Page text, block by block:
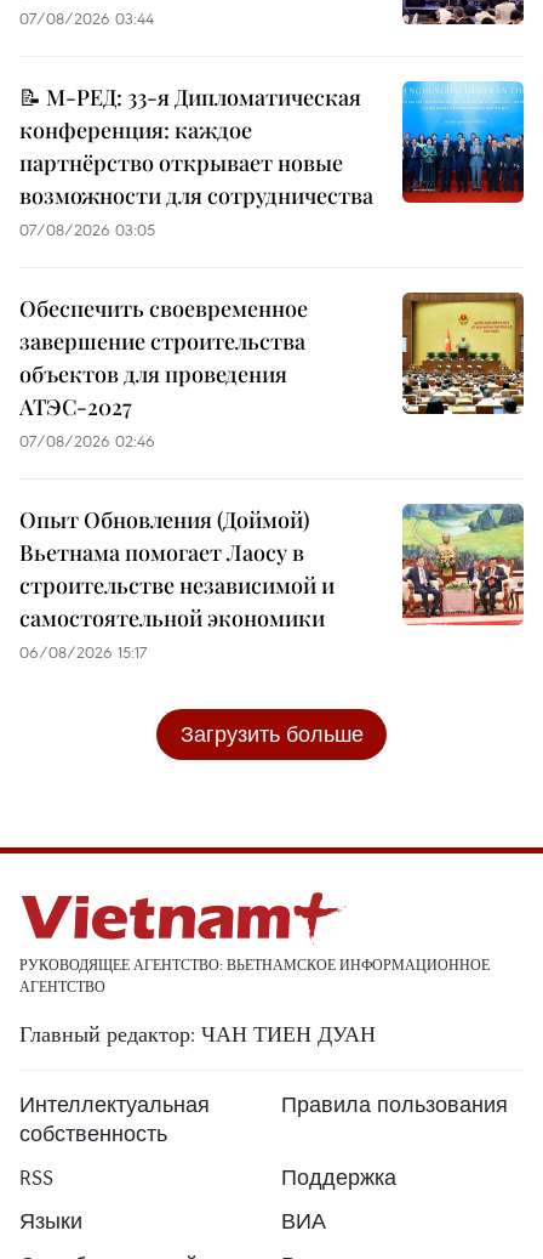
07/08/2026 03:44
📝 М-РЕД: 33-я Дипломатическая
конференция: каждое
партнёрство открывает новые
возможности для сотрудничества
07/08/2026 03:05
Обеспечить своевременное
завершение строительства
объектов для проведения
АТЭС-2027
07/08/2026 02:46
Опыт Обновления (Доймой)
Вьетнама помогает Лаосу в
строительстве независимой и
самостоятельной экономики
06/08/2026 15:17
Загрузить больше
РУКОВОДЯЩЕЕ АГЕНТСТВО: ВЬЕТНАМСКОЕ ИНФОРМАЦИОННОЕ
АГЕНТСТВО
Главный редактор: ЧАН ТИЕН ДУАН
Интеллектуальная
собственность
Правила пользования
RSS
Поддержка
Языки
ВИА